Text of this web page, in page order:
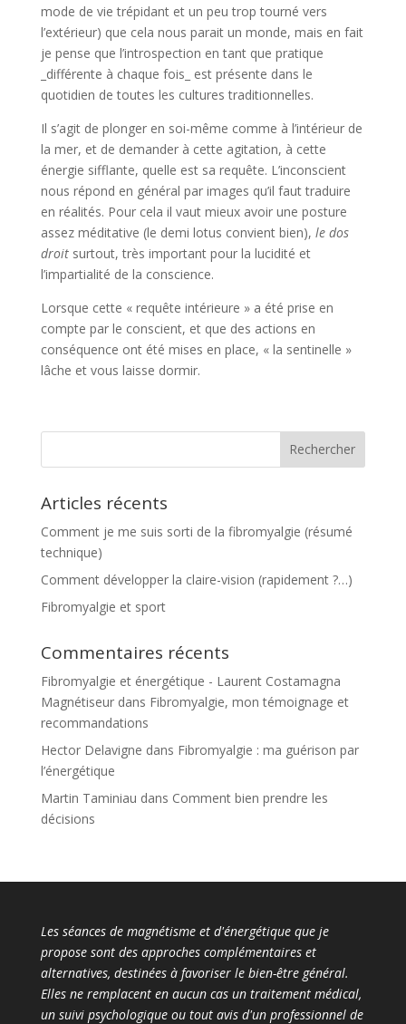
mode de vie trépidant et un peu trop tourné vers
l’extérieur) que cela nous parait un monde, mais en fait
je pense que l’introspection en tant que pratique
_différente à chaque fois_ est présente dans le
quotidien de toutes les cultures traditionnelles.
Il s’agit de plonger en soi-même comme à l’intérieur de
la mer, et de demander à cette agitation, à cette
énergie sifflante, quelle est sa requête. L’inconscient
nous répond en général par images qu’il faut traduire
en réalités. Pour cela il vaut mieux avoir une posture
assez méditative (le demi lotus convient bien), le dos
droitsurtout, très important pour la lucidité et
l’impartialité de la conscience.
Lorsque cette « requête intérieure » a été prise en
compte par le conscient, et que des actions en
conséquence ont été mises en place, « la sentinelle »
lâche et vous laisse dormir.
Articles récents
Comment je me suis sorti de la fibromyalgie (résumé
technique)
Comment développer la claire-vision (rapidement ?…)
Fibromyalgie et sport
Commentaires récents
Fibromyalgie et énergétique - Laurent Costamagna
Magnétiseurdans Fibromyalgie, mon témoignage et
recommandations
Hector Delavigne dans Fibromyalgie : ma guérison par
l’énergétique
Martin Taminiau dans Comment bien prendre les
décisions
Les séances de magnétisme et d'énergétique que je
propose sont des approches complémentaires et
alternatives, destinées à favoriser le bien-être général.
Elles ne remplacent en aucun cas un traitement médical,
un suivi psychologique ou tout avis d'un professionnel de